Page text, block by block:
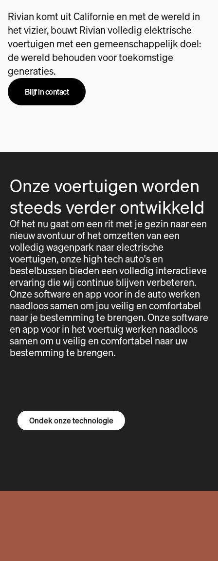
Rivian komt uit Californie en met de wereld in
het vizier, bouwt Rivian volledig elektrische
voertuigen met een gemeenschappelijk doel:
de wereld behouden voor toekomstige
generaties.
Blijf in contact
Onze voertuigen worden
steeds verder ontwikkeld
Of het nu gaat om een rit met je gezin naar een
nieuw avontuur of het omzetten van een
volledig wagenpark naar electrische
voertuigen, onze high tech auto's en
bestelbussen bieden een volledig interactieve
ervaring die wij continue blijven verbeteren.
Onze software en app voor in de auto werken
naadloos samen om jou veilig en comfortabel
naar je bestemming te brengen. Onze software
en app voor in het voertuig werken naadloos
samen om u veilig en comfortabel naar uw
bestemming te brengen.
Ontdek de R1S
Ontdek de R1T
Ontdek de bestelbus
Ondek onze technologie